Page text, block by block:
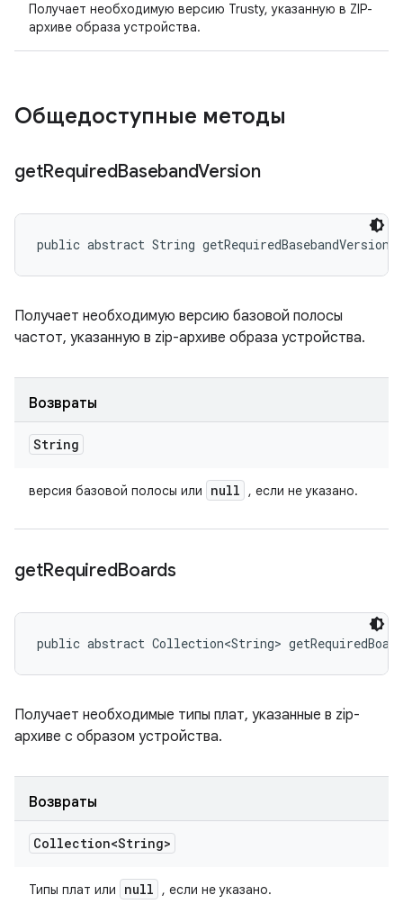
Получает необходимую версию Trusty, указанную в ZIP-
архиве образа устройства.
Общедоступные методы
getRequiredBasebandVersion
public abstract String getRequiredBasebandVersion
Получает необходимую версию базовой полосы
частот, указанную в zip-архиве образа устройства.
Возвраты
String
версия базовой полосы или null , если не указано.
getRequiredBoards
public abstract Collection<String>
Получает необходимые типы плат, указанные в zip-
архиве с образом устройства.
Возвраты
Collection<String>
Типы плат или null , если не указано.